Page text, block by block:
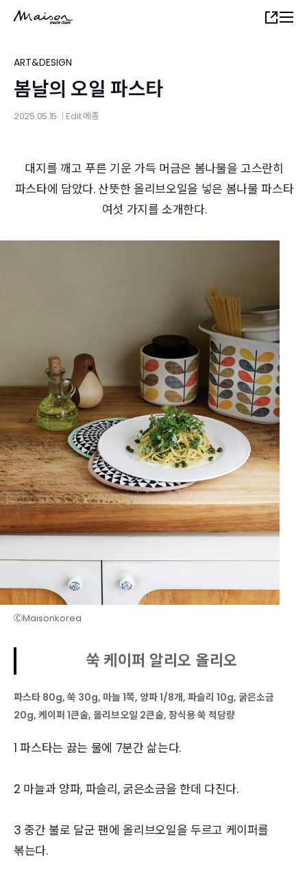
content
Share
ART&DESIGN
봄날의 오일 파스타
2025.05.15 Edit메종
대지를 깨고 푸른 기운 가득 머금은 봄나물을 고스란히
파스타에 담았다. 산뜻한 올리브오일을 넣은 봄나물 파스타
여섯 가지를 소개한다.
ⒸMaisonkorea
쑥 케이퍼 알리오 올리오
파스타 80g, 쑥 30g, 마늘 1쪽, 양파 1/8개, 파슬리 10g, 굵은소금
20g, 케이퍼 1큰술, 올리브오일 2큰술, 장식용 쑥 적당량
1 파스타는 끓는 물에 7분간 삶는다.
2 마늘과 양파, 파슬리, 굵은소금을 한데 다진다.
3 중간 불로 달군 팬에 올리브오일을 두르고 케이퍼를
볶는다.